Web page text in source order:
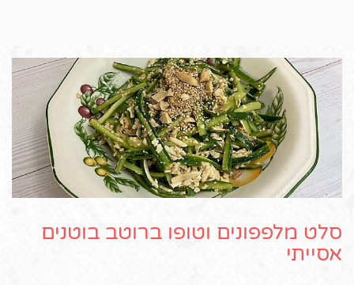
סלט מלפפונים וטופו ברוטב בוטנים
אסייתי